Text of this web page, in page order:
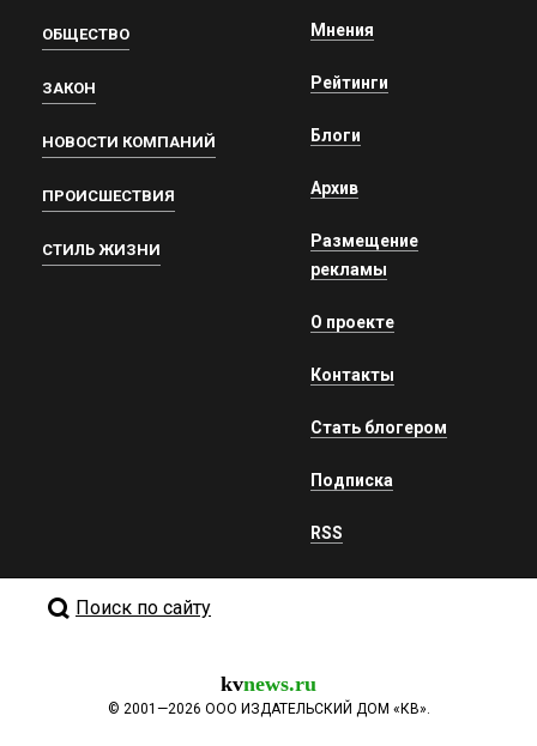
ОБЩЕСТВО
ЗАКОН
НОВОСТИ КОМПАНИЙ
ПРОИСШЕСТВИЯ
СТИЛЬ ЖИЗНИ
Мнения
Рейтинги
Блоги
Архив
Размещение
рекламы
О проекте
Контакты
Стать блогером
Подписка
RSS
Поиск по сайту
kvnews.ru
© 2001—2026 ООО ИЗДАТЕЛЬСКИЙ ДОМ «КВ».